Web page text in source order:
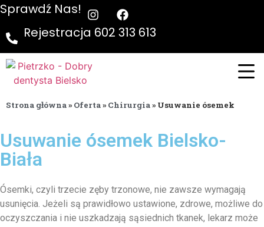
Sprawdź Nas!
Rejestracja 602 313 613
Strona główna» Oferta» Chirurgia» Usuwanie ósemek
Usuwanie ósemek Bielsko-
Biała
Ósemki, czyli trzecie zęby trzonowe, nie zawsze wymagają
usunięcia. Jeżeli są prawidłowo ustawione, zdrowe, możliwe do
oczyszczania i nie uszkadzają sąsiednich tkanek, lekarz może